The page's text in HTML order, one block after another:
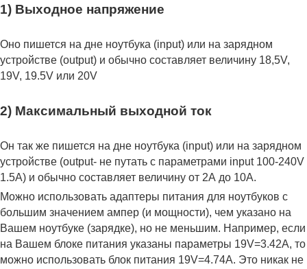
1) Выходное напряжение
Оно пишется на дне ноутбука (input) или на зарядном
устройстве (output) и обычно составляет величину 18,5V,
19V, 19.5V или 20V
2) Максимальный выходной ток
Он так же пишется на дне ноутбука (input) или на зарядном
устройстве (output- не путать с параметрами input 100-240V
1.5A) и обычно составляет величину от 2А до 10A.
Можно использовать адаптеры питания для ноутбуков с
большим значением ампер (и мощности), чем указано на
Вашем ноутбуке (зарядке), но не меньшим. Например, если
на Вашем блоке питания указаны параметры 19V=3.42A, то
можно использовать блок питания 19V=4.74A. Это никак не